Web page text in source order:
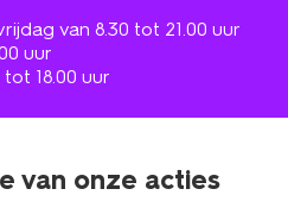
van 8.30 tot 21.00 uur
uur
18.00 uur
van onze acties